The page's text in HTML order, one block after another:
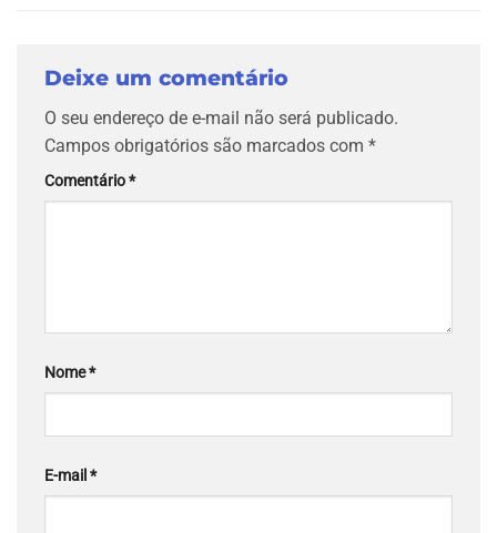
Deixe um comentário
O seu endereço de e-mail não será publicado.
Campos obrigatórios são marcados com *
Comentário*
Nome*
E-mail *